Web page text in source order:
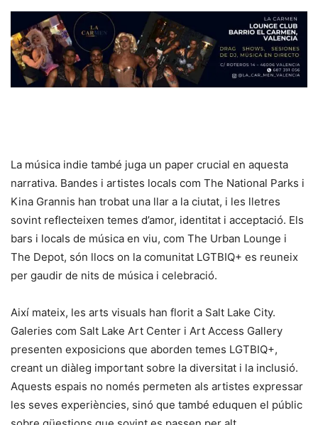
La música indie també juga un paper crucial en aquesta
narrativa. Bandes i artistes locals com The National Parks i
Kina Grannis han trobat una llar a la ciutat, i les lletres
sovint reflecteixen temes d’amor, identitat i acceptació. Els
bars i locals de música en viu, com The Urban Lounge i
The Depot, són llocs on la comunitat LGTBIQ+ es reuneix
per gaudir de nits de música i celebració.
Així mateix, les arts visuals han florit a Salt Lake City.
Galeries com Salt Lake Art Center i Art Access Gallery
presenten exposicions que aborden temes LGTBIQ+,
creant un diàleg important sobre la diversitat i la inclusió.
Aquests espais no només permeten als artistes expressar
les seves experiències, sinó que també eduquen el públic